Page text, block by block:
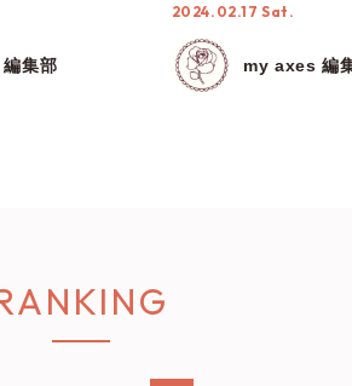
集部
2024.02.17 Sat.
my axes 編